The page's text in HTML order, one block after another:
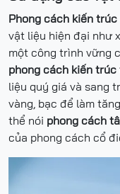
Phong cách kiến
vật liệu hiện đại như
một công trình vững
phong cách kiến
liệu quý giá và sang
vàng, bạc để làm
thể nói phong cách
của phong cách cổ